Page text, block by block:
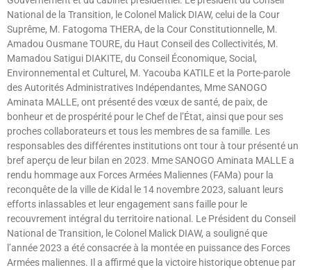
National de la Transition, le Colonel Malick DIAW, celui de la Cour
Suprême, M. Fatogoma THERA, de la Cour Constitutionnelle, M.
Amadou Ousmane TOURE, du Haut Conseil des Collectivités, M.
Mamadou Satigui DIAKITE, du Conseil Économique, Social,
Environnemental et Culturel, M. Yacouba KATILE et la Porte-parole
des Autorités Administratives Indépendantes, Mme SANOGO
Aminata MALLE, ont présenté des vœux de santé, de paix, de
bonheur et de prospérité pour le Chef de l’État, ainsi que pour ses
proches collaborateurs et tous les membres de sa famille. Les
responsables des différentes institutions ont tour à tour présenté un
bref aperçu de leur bilan en 2023. Mme SANOGO Aminata MALLE a
rendu hommage aux Forces Armées Maliennes (FAMa) pour la
reconquête de la ville de Kidal le 14 novembre 2023, saluant leurs
efforts inlassables et leur engagement sans faille pour le
recouvrement intégral du territoire national. Le Président du Conseil
National de Transition, le Colonel Malick DIAW, a souligné que
l’année 2023 a été consacrée à la montée en puissance des Forces
Armées maliennes. Il a affirmé que la victoire historique obtenue par